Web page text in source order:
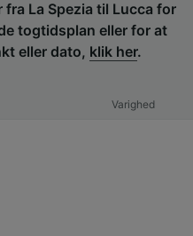
La Spezia til Lucca for
togtidsplan eller for at
eller dato, klik her.
Varighed